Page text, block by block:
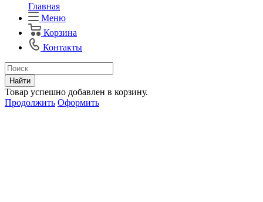
Главная
Меню
Корзина
Контакты
Найти
Товар успешно добавлен в корзину.
Продолжить Оформить